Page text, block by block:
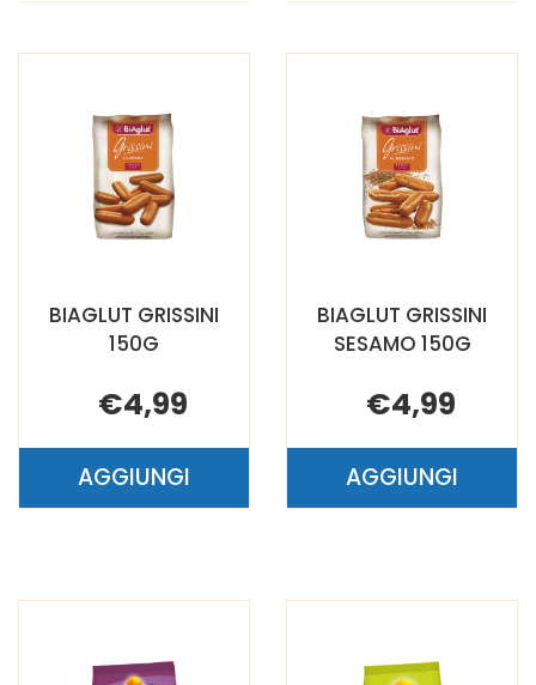
OLIO
VERG
150G AL
CARRELLO
150G AL
BIAGLUT GRISSINI
150G
€4,99
AGGIUNGIAGGIUNGI BIAGLUT
BIAGLUT GRISSINI
SESAMO 150G
€4,99
AGGIUNGIAGGIUNGI